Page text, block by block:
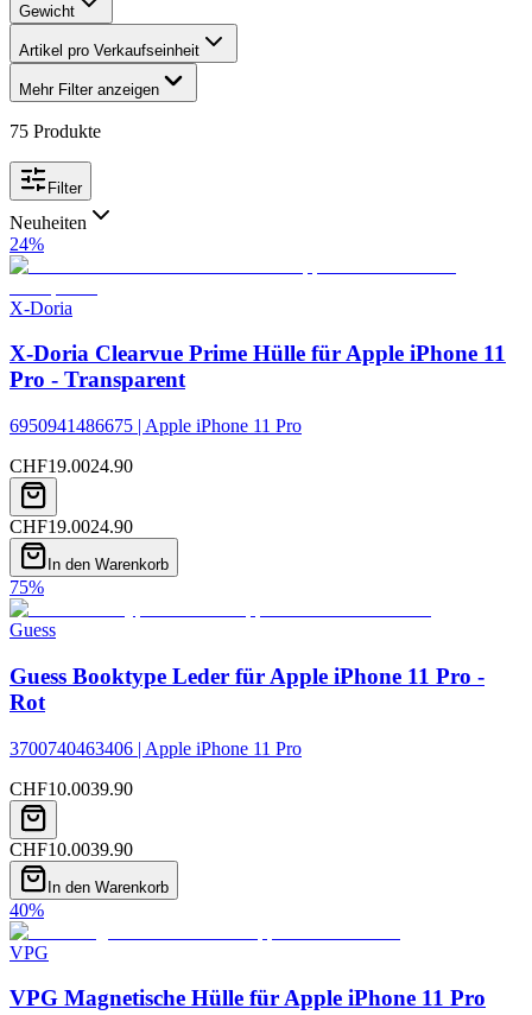
Gewicht
Artikel pro Verkaufseinheit
Mehr Filter anzeigen
75 Produkte
Filter
Neuheiten
24%
X-Doria
X-Doria Clearvue Prime Hülle für Apple iPhone 11
Pro - Transparent
6950941486675 | Apple iPhone 11 Pro
CHF19.0024.90
CHF19.0024.90
In den Warenkorb
75%
Guess
Guess Booktype Leder für Apple iPhone 11 Pro -
Rot
3700740463406 | Apple iPhone 11 Pro
CHF10.0039.90
CHF10.0039.90
In den Warenkorb
40%
VPG
VPG Magnetische Hülle für Apple iPhone 11 Pro